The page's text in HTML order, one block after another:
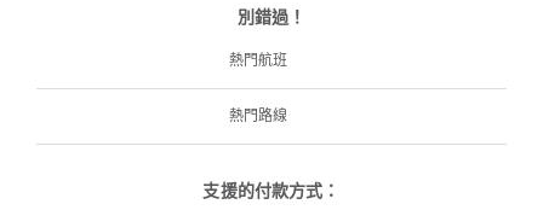
別錯過！
熱門航班
熱門路線
支援的付款方式：